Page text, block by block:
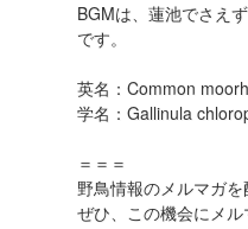
BGMは、蓮池でさえ
です。
英名：Common
学名：Gallinula
＝＝＝
野鳥情報のメルマガを
ぜひ、この機会にメル